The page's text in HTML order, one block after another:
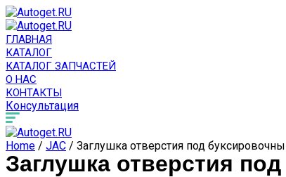
ГЛАВНАЯ
КАТАЛОГ
КАТАЛОГ ЗАПЧАСТЕЙ
О НАС
КОНТАКТЫ
Консультация
Home / JAC / Заглушка отверстия под
Заглушка отверстия